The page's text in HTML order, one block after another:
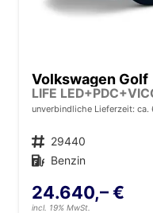
Volkswagen Golf
LIFE
unverbindliche Lieferzeit: ca.
Fahrzeugnr. 29440
Kraftstoff Benzin
24.640,– €
incl. 19% MwSt.